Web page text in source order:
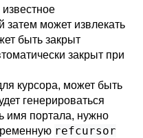
может извлекать
быть закрыт
закрыт при
курсора, может быть
генерироваться
имя портала, нужно
refcursor